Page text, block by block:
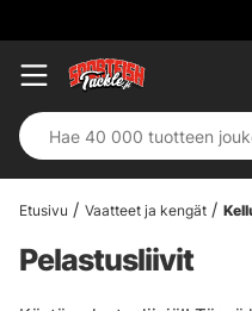
Etusivu Vaatteet ja kengät
Pelastusliivit